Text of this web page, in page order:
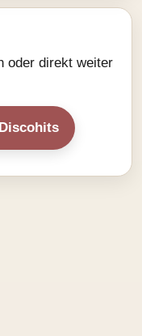
oder direkt weiter